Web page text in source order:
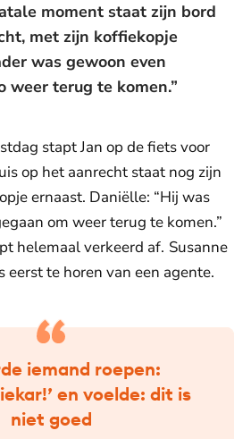
moment staat zijn bord
met zijn koffiekopje
was gewoon even
weer terug te komen.”
stapt Jan op de fiets voor
op het aanrecht staat nog zijn
ernaast. Daniëlle: “Hij was
om weer terug te komen.”
helemaal verkeerd af. Susanne
te horen van een agente.
iemand roepen:
en voelde: dit is
niet goed